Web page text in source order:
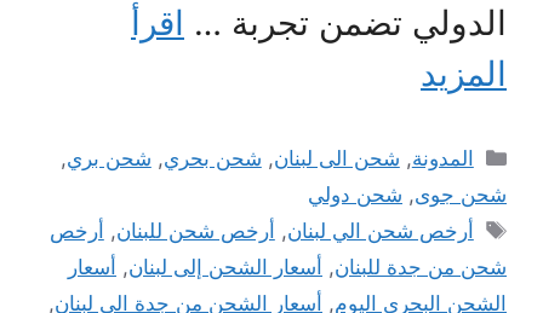
الدولي تضمن تجربة … اقرأ
المزيد
التصنيفات
المدونة, شحن الى لبنان, شحن بحري, شحن بري,
شحن جوى, شحن دولي
الوسوم
أرخص شحن الي لبنان, أرخص شحن للبنان, أرخص
شحن من جدة للبنان, أسعار الشحن إلى لبنان, أسعار
الشحن البحري اليوم, أسعار الشحن من جدة الى لبنان,